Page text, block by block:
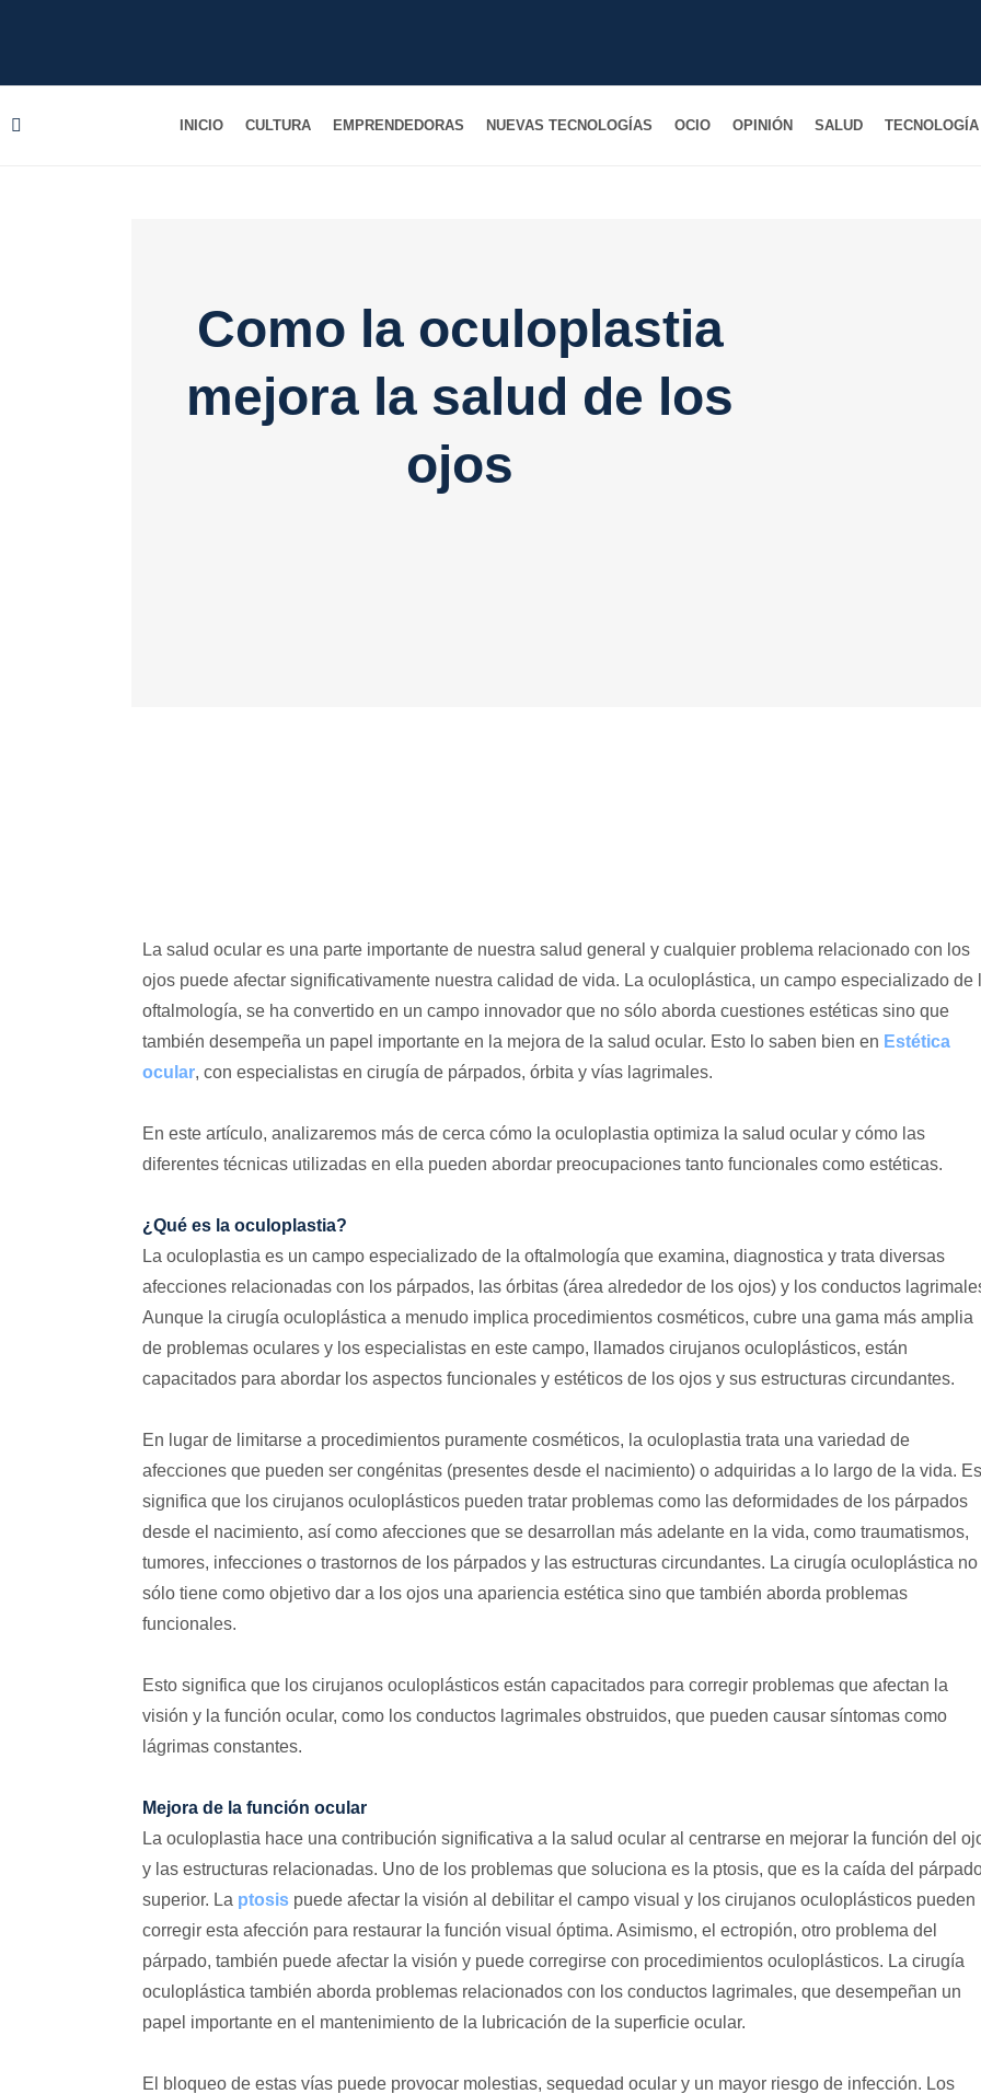
INICIO CULTURA EMPRENDEDORAS NUEVAS TECNOLOGÍAS OCIO OPINIÓN SALUD
Como la oculoplastia
mejora la salud de los
ojos
La salud ocular es una parte importante de nuestra salud general y cualquier problema relacionado con los
ojos puede afectar significativamente nuestra calidad de vida. La oculoplástica, un campo especializado de
oftalmología, se ha convertido en un campo innovador que no sólo aborda cuestiones estéticas sino que
también desempeña un papel importante en la mejora de la salud ocular. Esto lo saben bien en Estética
ocular, con especialistas en cirugía de párpados, órbita y vías lagrimales.
En este artículo, analizaremos más de cerca cómo la oculoplastia optimiza la salud ocular y cómo las
diferentes técnicas utilizadas en ella pueden abordar preocupaciones tanto funcionales como estéticas.
¿Qué es la oculoplastia?
La oculoplastia es un campo especializado de la oftalmología que examina, diagnostica y trata diversas
afecciones relacionadas con los párpados, las órbitas (área alrededor de los ojos) y los conductos
Aunque la cirugía oculoplástica a menudo implica procedimientos cosméticos, cubre una gama más amplia
de problemas oculares y los especialistas en este campo, llamados cirujanos oculoplásticos, están
capacitados para abordar los aspectos funcionales y estéticos de los ojos y sus estructuras circundantes.
En lugar de limitarse a procedimientos puramente cosméticos, la oculoplastia trata una variedad de
afecciones que pueden ser congénitas (presentes desde el nacimiento) o adquiridas a lo largo de la vida.
significa que los cirujanos oculoplásticos pueden tratar problemas como las deformidades de los párpados
desde el nacimiento, así como afecciones que se desarrollan más adelante en la vida, como traumatismos,
tumores, infecciones o trastornos de los párpados y las estructuras circundantes. La cirugía oculoplástica no
sólo tiene como objetivo dar a los ojos una apariencia estética sino que también aborda problemas
funcionales.
Esto significa que los cirujanos oculoplásticos están capacitados para corregir problemas que afectan la
visión y la función ocular, como los conductos lagrimales obstruidos, que pueden causar síntomas como
lágrimas constantes.
Mejora de la función ocular
La oculoplastia hace una contribución significativa a la salud ocular al centrarse en mejorar la función del
y las estructuras relacionadas. Uno de los problemas que soluciona es la ptosis, que es la caída del
superior. La ptosis puede afectar la visión al debilitar el campo visual y los cirujanos oculoplásticos pueden
corregir esta afección para restaurar la función visual óptima. Asimismo, el ectropión, otro problema del
párpado, también puede afectar la visión y puede corregirse con procedimientos oculoplásticos. La cirugía
oculoplástica también aborda problemas relacionados con los conductos lagrimales, que desempeñan un
papel importante en el mantenimiento de la lubricación de la superficie ocular.
El bloqueo de estas vías puede provocar molestias, sequedad ocular y un mayor riesgo de infección. Los